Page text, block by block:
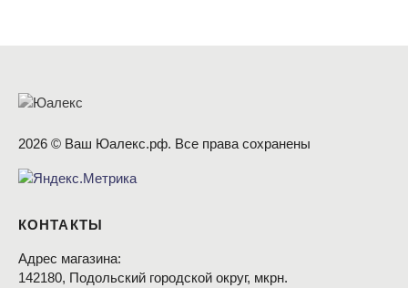
2026 © Ваш Юалекс.рф. Все права сохранены
КОНТАКТЫ
Адрес магазина:
142180, Подольский городской округ, мкрн.